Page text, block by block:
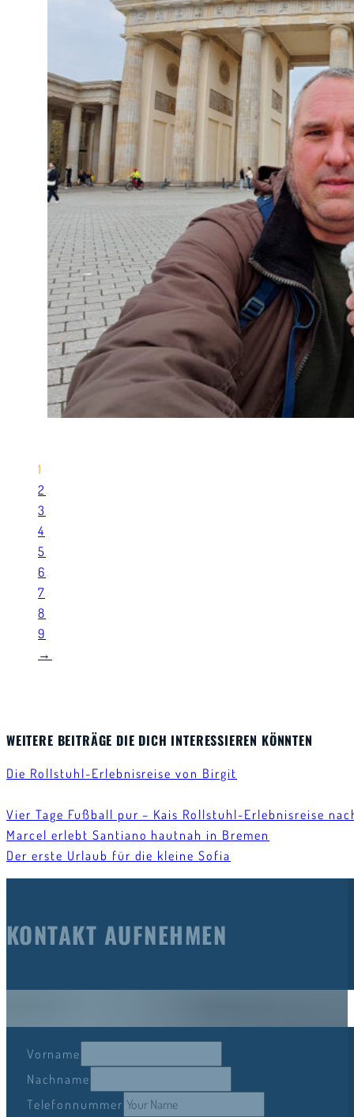
1
2
3
4
5
6
7
8
9
→
WEITERE BEITRÄGE DIE DICH INTERESSIEREN KÖNNTEN
Die Rollstuhl-Erlebnisreise von Birgit
Vier Tage Fußball pur – Kais Rollstuhl-Erlebnisreise
Marcel erlebt Santiano hautnah in Bremen
Der erste Urlaub für die kleine Sofia
KONTAKT AUFNEHMEN
Vorname
Nachname
Telefonnummer